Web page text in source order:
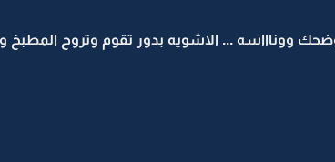
ووناااسه ... الاشويه بدور تقوم وتروح